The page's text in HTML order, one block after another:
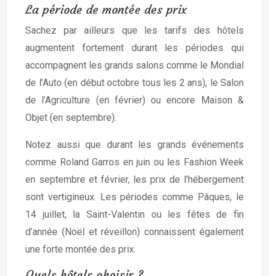
La période de montée des prix
Sachez par ailleurs que les tarifs des hôtels
augmentent fortement durant les périodes qui
accompagnent les grands salons comme le Mondial
de l’Auto (en début octobre tous les 2 ans), le Salon
de l’Agriculture (en février) ou encore Maison &
Objet (en septembre).
Notez aussi que durant les grands événements
comme Roland Garros en juin ou les Fashion Week
en septembre et février, les prix de l’hébergement
sont vertigineux. Les périodes comme Pâques, le
14 juillet, la Saint-Valentin ou les fêtes de fin
d’année (Noël et réveillon) connaissent également
une forte montée des prix.